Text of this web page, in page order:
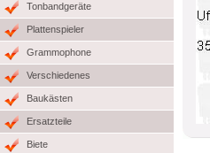
Tonbandgeräte
Plattenspieler
Grammophone
Verschiedenes
Baukästen
Ersatzteile
Biete